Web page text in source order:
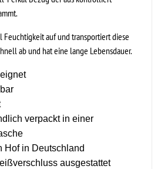
Feuchtigkeit auf und transportiert diese
ab und hat eine lange Lebensdauer.
verpackt in einer
Hof in Deutschland
ausgestattet